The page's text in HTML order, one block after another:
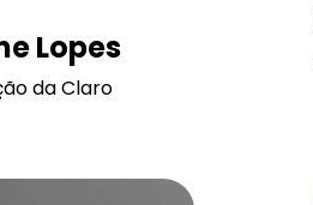
Lopes
da Claro